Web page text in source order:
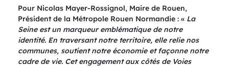
Pour Nicolas Mayer-Rossignol, Maire de Rouen,
Président de la Métropole Rouen Normandie : « La
Seine est un marqueur emblématique de notre
identité. En traversant notre territoire, elle relie nos
communes, soutient notre économie et façonne notre
cadre de vie. Cet engagement aux côtés de Voies